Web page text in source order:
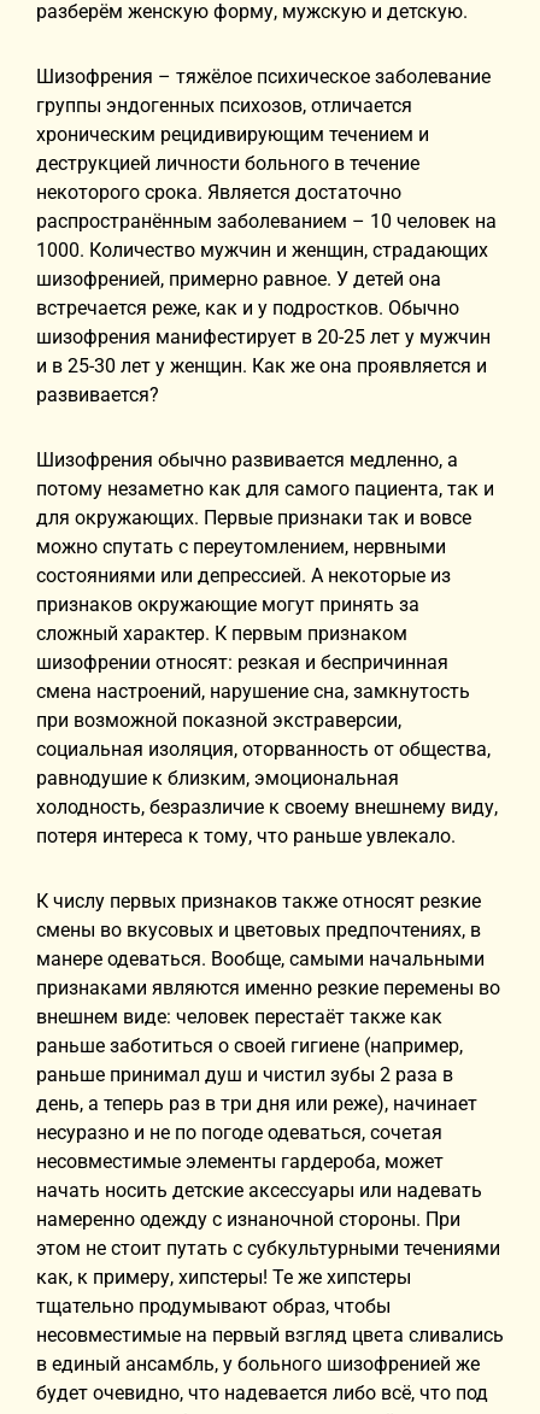
разберём женскую форму, мужскую и детскую.
Шизофрения – тяжёлое психическое заболевание
группы эндогенных психозов, отличается
хроническим рецидивирующим течением и
деструкцией личности больного в течение
некоторого срока. Является достаточно
распространённым заболеванием – 10 человек на
1000. Количество мужчин и женщин, страдающих
шизофренией, примерно равное. У детей она
встречается реже, как и у подростков. Обычно
шизофрения манифестирует в 20-25 лет у мужчин
и в 25-30 лет у женщин. Как же она проявляется и
развивается?
Шизофрения обычно развивается медленно, а
потому незаметно как для самого пациента, так и
для окружающих. Первые признаки так и вовсе
можно спутать с переутомлением, нервными
состояниями или депрессией. А некоторые из
признаков окружающие могут принять за
сложный характер. К первым признаком
шизофрении относят: резкая и беспричинная
смена настроений, нарушение сна, замкнутость
при возможной показной экстраверсии,
социальная изоляция, оторванность от общества,
равнодушие к близким, эмоциональная
холодность, безразличие к своему внешнему виду,
потеря интереса к тому, что раньше увлекало.
К числу первых признаков также относят резкие
смены во вкусовых и цветовых предпочтениях, в
манере одеваться. Вообще, самыми начальными
признаками являются именно резкие перемены во
внешнем виде: человек перестаёт также как
раньше заботиться о своей гигиене (например,
раньше принимал душ и чистил зубы 2 раза в
день, а теперь раз в три дня или реже), начинает
несуразно и не по погоде одеваться, сочетая
несовместимые элементы гардероба, может
начать носить детские аксессуары или надевать
намеренно одежду с изнаночной стороны. При
этом не стоит путать с субкультурными течениями
как, к примеру, хипстеры! Те же хипстеры
тщательно продумывают образ, чтобы
несовместимые на первый взгляд цвета сливались
в единый ансамбль, у больного шизофренией же
будет очевидно, что надевается либо всё, что под